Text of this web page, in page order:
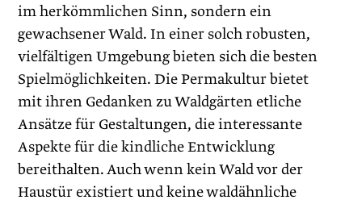
im herkömmlichen Sinn, sondern ein
gewachsener Wald. In einer solch robusten,
vielfältigen Umgebung bieten sich die besten
Spielmöglichkeiten. Die Permakultur bietet
mit ihren Gedanken zu Waldgärten etliche
Ansätze für Gestaltungen, die interessante
Aspekte für die kind­liche Entwicklung
bereithalten. Auch wenn kein Wald vor der
Haustür existiert und keine waldähnliche